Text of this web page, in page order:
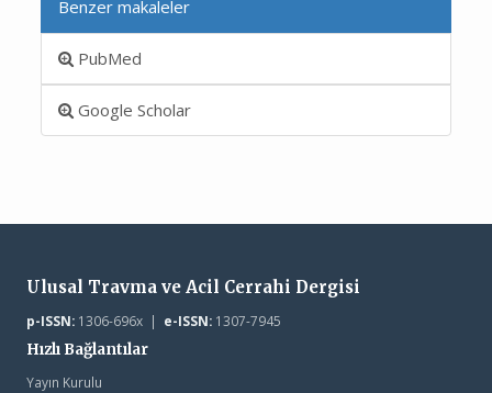
Benzer makaleler
PubMed
Google Scholar
Ulusal Travma ve Acil Cerrahi Dergisi
p-ISSN:1306-696x | e-ISSN:1307-7945
Hızlı Bağlantılar
Yayın Kurulu